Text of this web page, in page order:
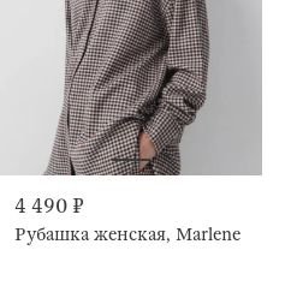
4 490 ₽
Рубашка женская, Marlene